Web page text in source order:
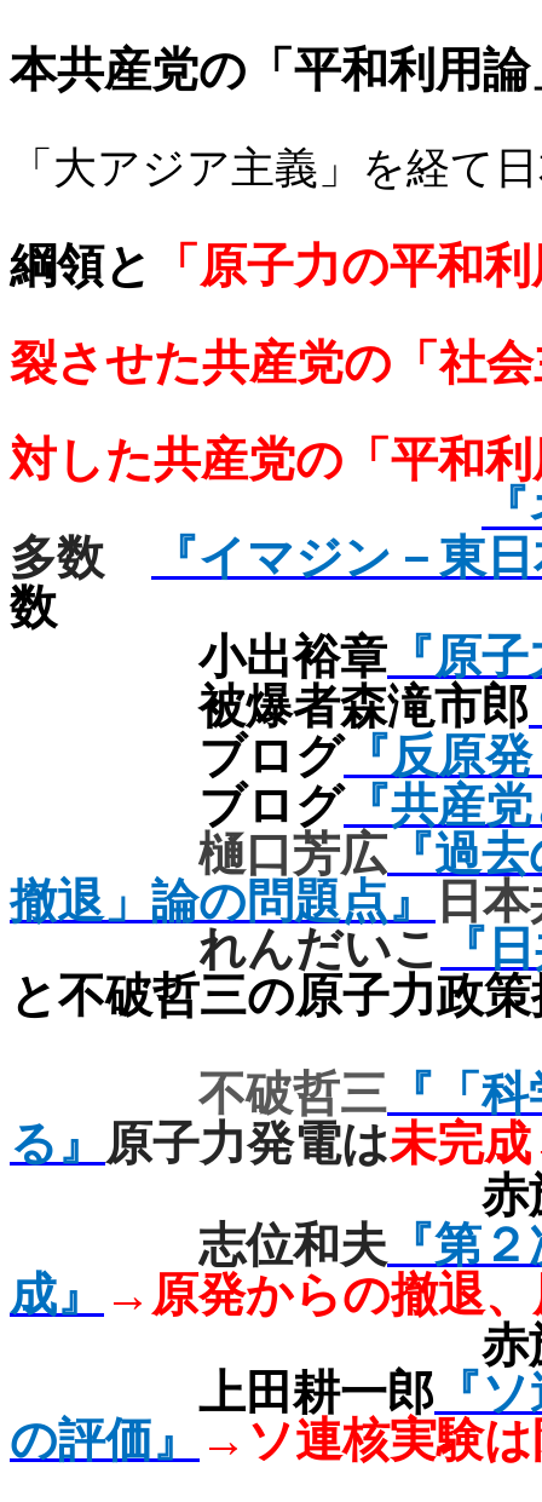
本共産党の「平和利用論
「大アジア主義」を経て
綱領と
「原子力の平和
裂させた共産党の「社
対した共産党の「平和
多数
『イマジン－東
数
小出裕章 『原
被爆者森滝市郎
ブログ『反原
ブログ『共産
樋口芳広 『過
撤退」論の問題点』
日
れんだいこ
『
と不破哲三の原子力政
不破哲三 『「
る』 原子力発電は未完
赤
志位和夫 『第
成』
→原発からの撤退
赤
上田耕一郎 『
の評価』 → ソ連核実験